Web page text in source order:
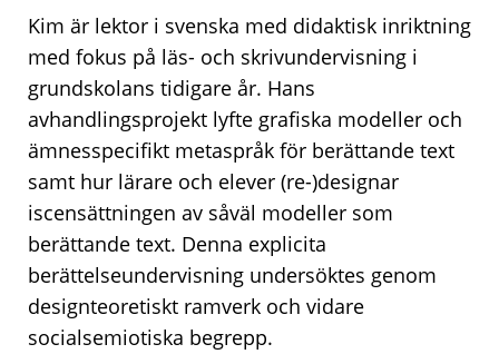
Kim är lektor i svenska med didaktisk inriktning
med fokus på läs- och skrivundervisning i
grundskolans tidigare år. Hans
avhandlingsprojekt lyfte grafiska modeller och
ämnesspecifikt metaspråk för berättande text
samt hur lärare och elever (re-)designar
iscensättningen av såväl modeller som
berättande text. Denna explicita
berättelseundervisning undersöktes genom
designteoretiskt ramverk och vidare
socialsemiotiska begrepp.